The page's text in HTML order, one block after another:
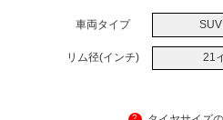
車両タイプ
リム径(インチ) 21
?